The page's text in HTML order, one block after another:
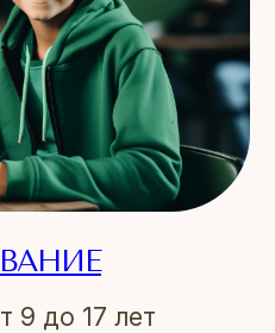
9 до 17 лет